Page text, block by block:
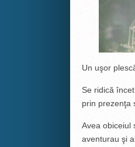
Un uşor
Se ridică
prin prezenţa
Avea obiceiul
aventurau şi